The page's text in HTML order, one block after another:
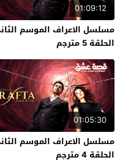
01:09:12
مسلسل الاعراف الموسم
الحلقة 5 مترجم
01:05:30
مسلسل الاعراف الموسم
الحلقة 4 مترجم